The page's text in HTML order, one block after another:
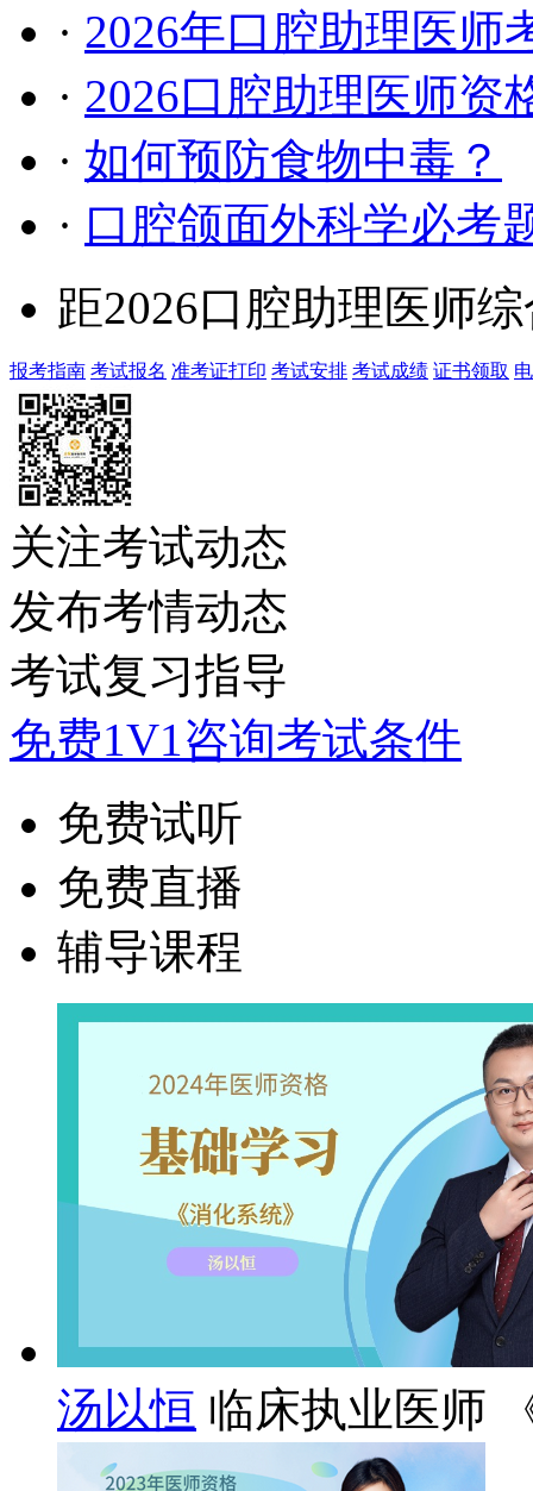
· 2026年口腔助理医师
· 2026口腔助理医师资
· 如何预防食物中毒？
· 口腔颌面外科学必考
距2026口腔助理医师
报考指南 考试报名 准考证打印 考试安排 考试成绩 证书领取
关注考试动态
发布考情动态
考试复习指导
免费1V1咨询考试条件
免费试听
免费直播
辅导课程
汤以恒 临床执业医师